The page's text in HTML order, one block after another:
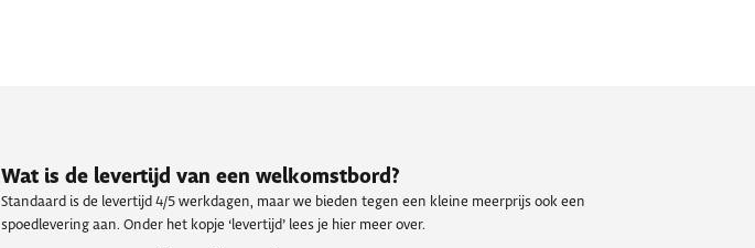
Wat is de levertijd van een welkomstbord?
Standaard is de levertijd 4/5 werkdagen, maar we bieden tegen een kleine meerprijs ook een
spoedlevering aan. Onder het kopje ‘levertijd’ lees je hier meer over.